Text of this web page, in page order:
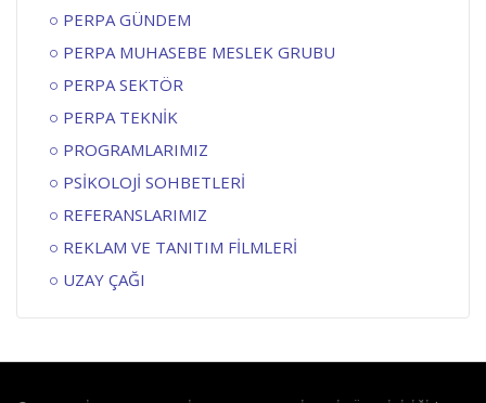
PERPA GÜNDEM
PERPA MUHASEBE MESLEK GRUBU
PERPA SEKTÖR
PERPA TEKNİK
PROGRAMLARIMIZ
PSİKOLOJİ SOHBETLERİ
REFERANSLARIMIZ
REKLAM VE TANITIM FİLMLERİ
UZAY ÇAĞI